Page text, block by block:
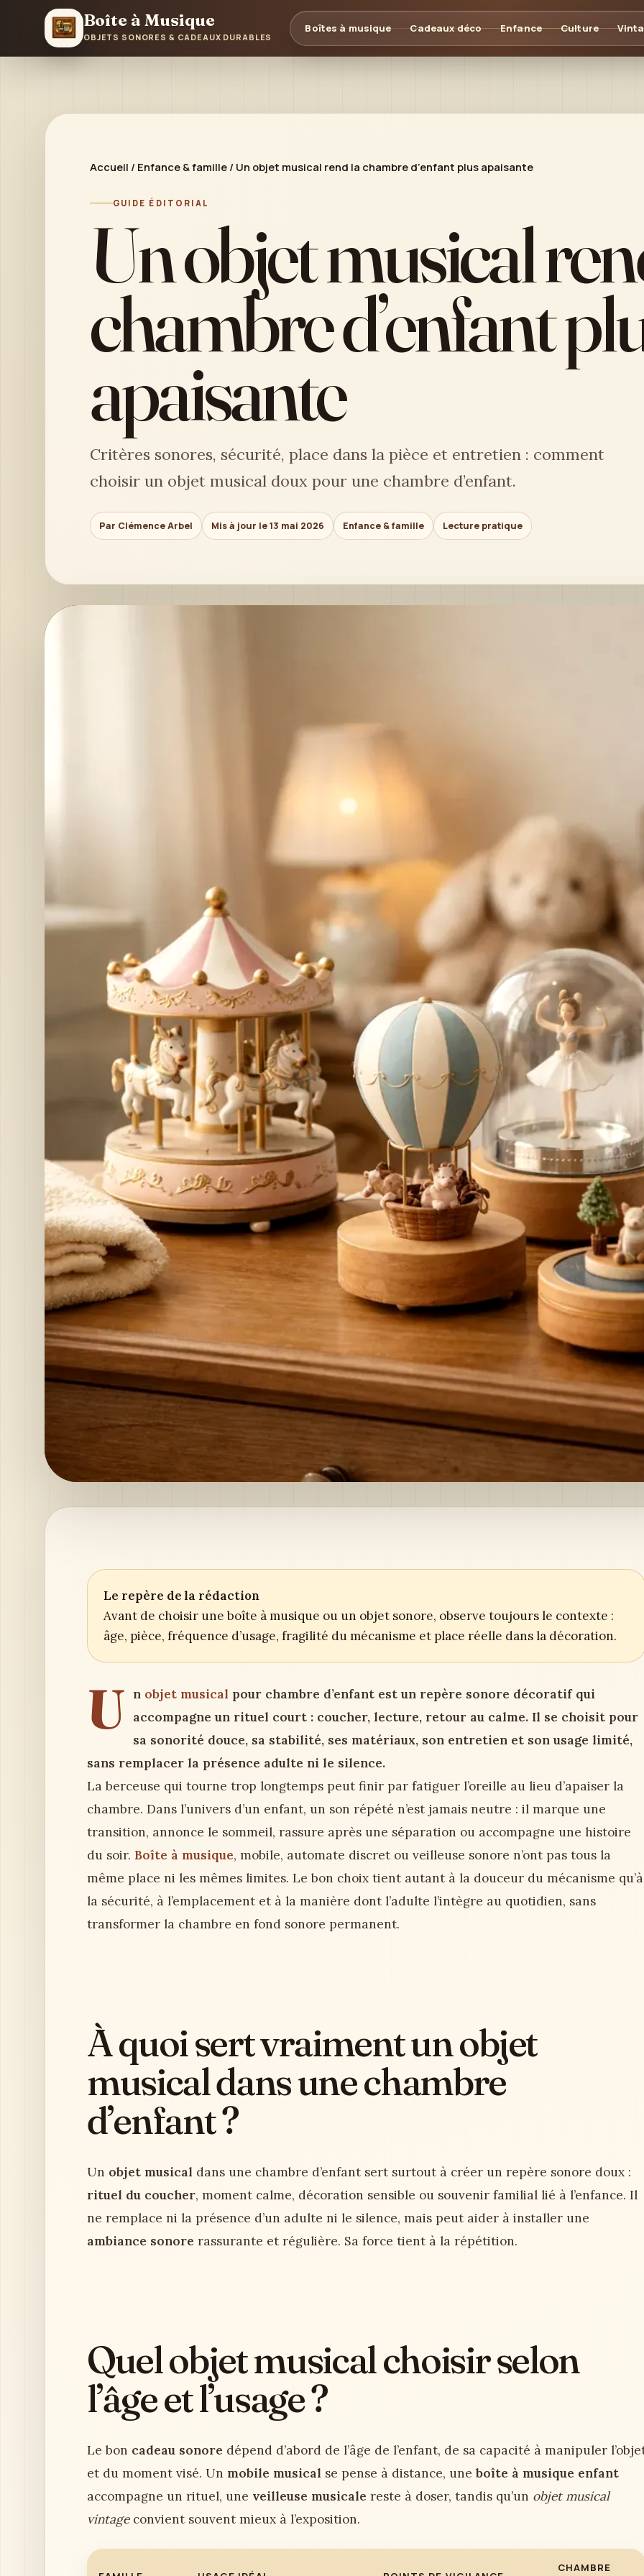
Boîte à Musique
OBJETS SONORES & CADEAUX DURABLES
Boîtes à musique Cadeaux déco Enfance Culture
Accueil / Enfance & famille / Un objet musical rend la chambre d’enfant plus apaisante
GUIDE ÉDITORIAL
Un objet musical
chambre d’enfant
apaisante
Critères sonores, sécurité, place dans la pièce et entretien : comment
choisir un objet musical doux pour une chambre d’enfant.
Par Clémence Arbel Mis à jour le 13 mai 2026 Enfance & famille Lecture pratique
Le repère de la rédaction
Avant de choisir une boîte à musique ou un objet sonore, observe toujours le contexte :
âge, pièce, fréquence d’usage, fragilité du mécanisme et place réelle dans la décoration.
U n objet musical pour chambre d’enfant est un repère sonore décoratif qui
accompagne un rituel court : coucher, lecture, retour au calme. Il se choisit pour
sa sonorité douce, sa stabilité, ses matériaux, son entretien et son usage limité,
sans remplacer la présence adulte ni le silence.
La berceuse qui tourne trop longtemps peut finir par fatiguer l’oreille au lieu d’apaiser la
chambre. Dans l’univers d’un enfant, un son répété n’est jamais neutre : il marque une
transition, annonce le sommeil, rassure après une séparation ou accompagne une histoire
du soir. Boîte à musique, mobile, automate discret ou veilleuse sonore n’ont pas tous la
même place ni les mêmes limites. Le bon choix tient autant à la douceur du mécanisme qu’à
la sécurité, à l’emplacement et à la manière dont l’adulte l’intègre au quotidien, sans
transformer la chambre en fond sonore permanent.
À quoi sert vraiment un objet
musical dans une chambre
d’enfant ?
Un objet musical dans une chambre d’enfant sert surtout à créer un repère sonore doux :
rituel du coucher, moment calme, décoration sensible ou souvenir familial lié à l’enfance. Il
ne remplace ni la présence d’un adulte ni le silence, mais peut aider à installer une
ambiance sonore rassurante et régulière. Sa force tient à la répétition.
Quel objet musical choisir selon
l’âge et l’usage ?
Le bon cadeau sonore dépend d’abord de l’âge de l’enfant, de sa capacité à manipuler
et du moment visé. Un mobile musical se pense à distance, uneboîte à musique enfant
accompagne un rituel, une veilleuse musicale reste à doser, tandis qu’un objet musical
vintageconvient souvent mieux à l’exposition.
CHAMBRE